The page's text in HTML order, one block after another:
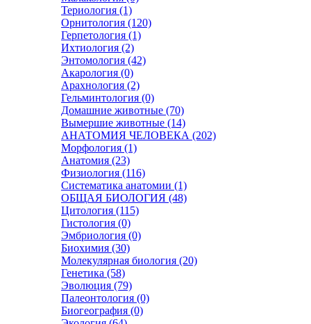
Териология (1)
Орнитология (120)
Герпетология (1)
Ихтиология (2)
Энтомология (42)
Акарология (0)
Арахнология (2)
Гельминтология (0)
Домашние животные (70)
Вымершие животные (14)
АНАТОМИЯ ЧЕЛОВЕКА (202)
Морфология (1)
Анатомия (23)
Физиология (116)
Систематика анатомии (1)
ОБЩАЯ БИОЛОГИЯ (48)
Цитология (115)
Гистология (0)
Эмбриология (0)
Биохимия (30)
Молекулярная биология (20)
Генетика (58)
Эволюция (79)
Палеонтология (0)
Биогеография (0)